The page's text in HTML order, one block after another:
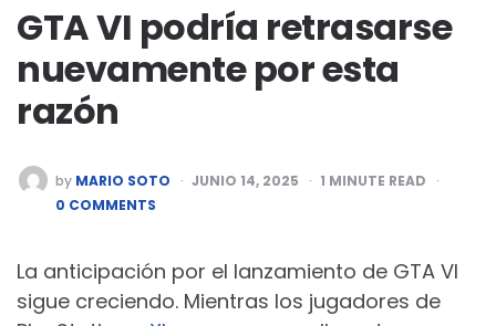
GTA VI podría retrasarse
nuevamente por esta
razón
POSTED
BY
by MARIO SOTO JUNIO 14, 2025 1 MINUTE READ
0 COMMENTS
La anticipación por el lanzamiento de GTA VI
sigue creciendo. Mientras los jugadores de